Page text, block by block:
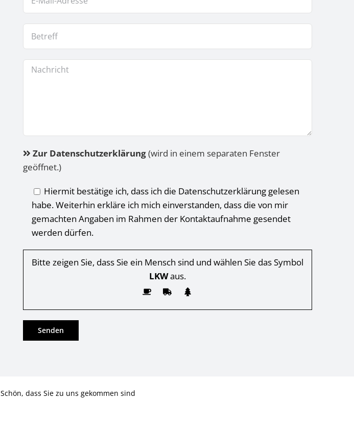
Zur Datenschutzerklärung(wird in einem separaten Fenster
geöffnet.)
Hiermit bestätige ich, dass ich die Datenschutzerklärung gelesen
habe. Weiterhin erkläre ich mich einverstanden, dass die von mir
gemachten Angaben im Rahmen der Kontaktaufnahme gesendet
werden dürfen.
Bitte zeigen Sie, dass Sie ein Mensch sind und wählen Sie das Symbol
LKWaus.
Schön, dass Sie zu uns gekommen sind